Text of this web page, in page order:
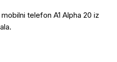
telefon A1 Alpha 20 iz